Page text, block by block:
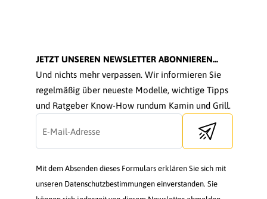
JETZT UNSEREN NEWSLETTER ABONNIEREN...
Und nichts mehr verpassen. Wir informieren Sie
regelmäßig über neueste Modelle, wichtige Tipps
und Ratgeber Know-How rundum Kamin und Grill.
Send newsletter
Mit dem Absenden dieses Formulars erklären Sie sich mit
unseren Datenschutzbestimmungen einverstanden. Sie